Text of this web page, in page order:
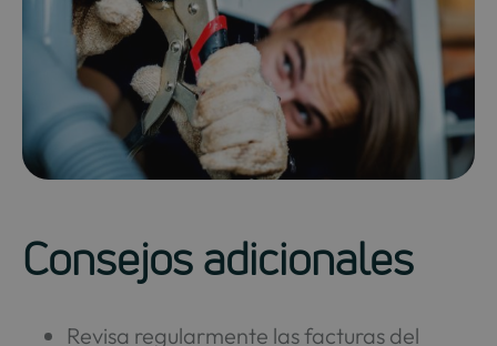
Consejos adicionales
Revisa regularmente las facturas del